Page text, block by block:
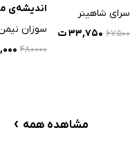
سرای شاهینر
۶۷۵۰۰ ۳۳,۷۵۰ ت
اندیشه‌ی
سوزان
۴۸۰۰۰۰
مشاهده همه ›